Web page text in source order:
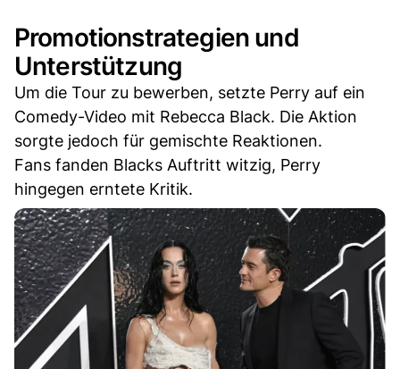
Promotionstrategien und
Unterstützung
Um die Tour zu bewerben, setzte Perry auf ein
Comedy-Video mit Rebecca Black. Die Aktion
sorgte jedoch für gemischte Reaktionen.
Fans fanden Blacks Auftritt witzig, Perry
hingegen erntete Kritik.